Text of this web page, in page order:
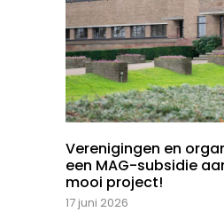
Verenigingen en
een MAG-subsidie
mooi project!
17 juni 2026